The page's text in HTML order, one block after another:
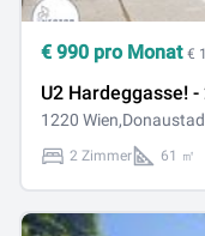
€ 990 pro Monat €
U2 Hardeggasse!
1220
2 Zimmer 61 ㎡